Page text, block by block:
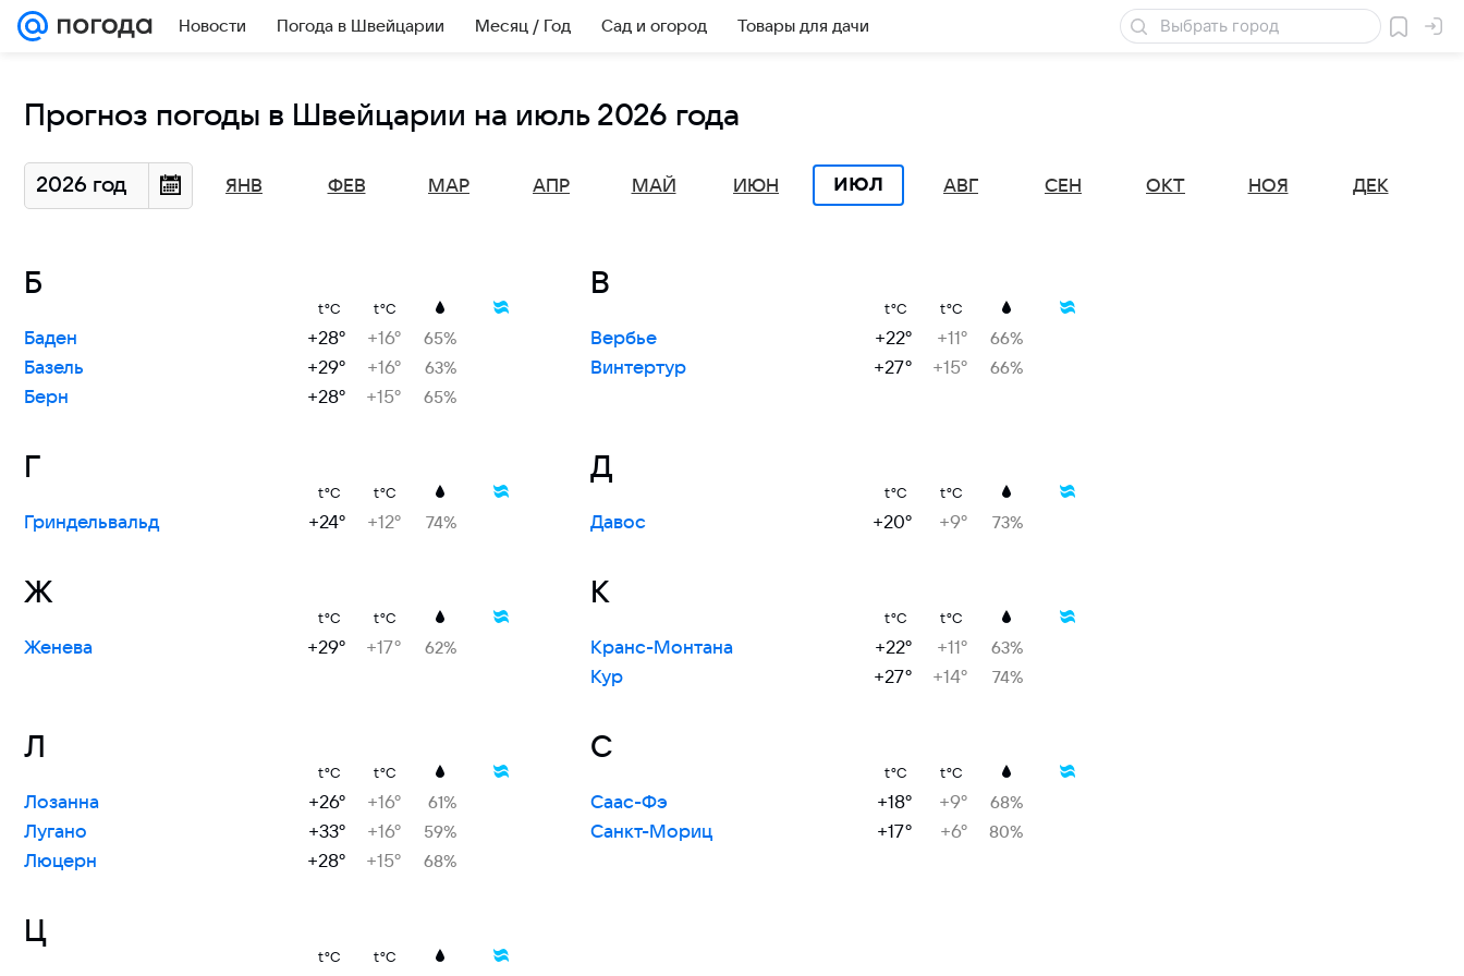
Новости Погода в Швейцарии Месяц / Год Сад и огород Товары для дачи
Прогноз погоды в Швейцарии на июль 2026 года
2026 год ЯНВ ФЕВ МАР АПР МАЙ ИЮН ИЮЛ АВГ СЕН ОКТ НОЯ ДЕК
Б
t°C t°C
Баден +28° +16° 65%
Базель +29° +16° 63%
Берн +28° +15° 65%
В
t°C t°C
Вербье +22° +11° 66%
Винтертур +27° +15° 66%
Г
t°C t°C
Гриндельвальд +24° +12° 74%
Д
t°C t°C
Давос +20° +9° 73%
Ж
t°C t°C
Женева +29° +17° 62%
К
t°C t°C
Кранс-Монтана +22° +11° 63%
Кур +27° +14° 74%
Л
t°C t°C
Лозанна +26° +16° 61%
Лугано +33° +16° 59%
Люцерн +28° +15° 68%
С
t°C t°C
Саас-Фэ +18° +9° 68%
Санкт-Мориц +17° +6° 80%
Ц
t°C t°C